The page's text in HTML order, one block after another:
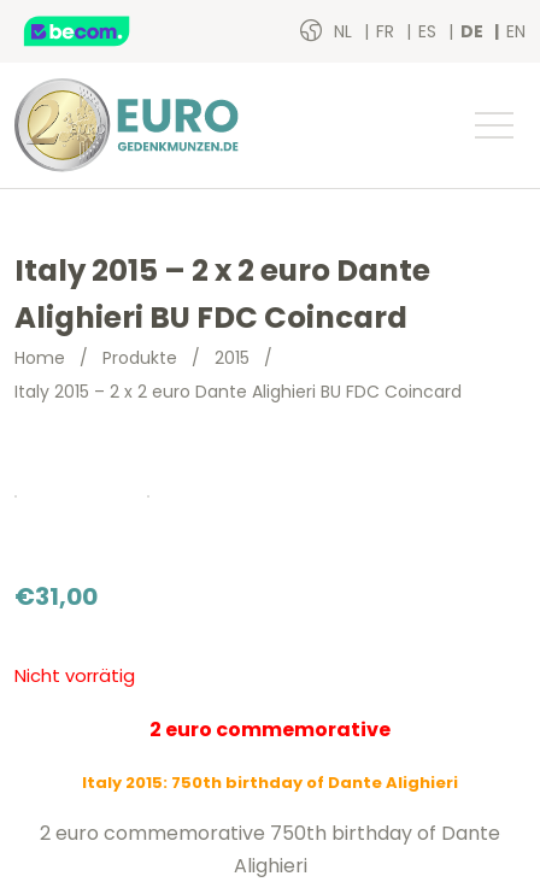
NL FR ES DE EN
Italy 2015 – 2 x 2 euro Dante
Alighieri BU FDC Coincard
Home / Produkte / 2015 /
Italy 2015 – 2 x 2 euro Dante Alighieri BU FDC Coincard
€31,00
Nicht vorrätig
2 euro commemorative
Italy 2015: 750th birthday of Dante Alighieri
2 euro commemorative 750th birthday of Dante
Alighieri